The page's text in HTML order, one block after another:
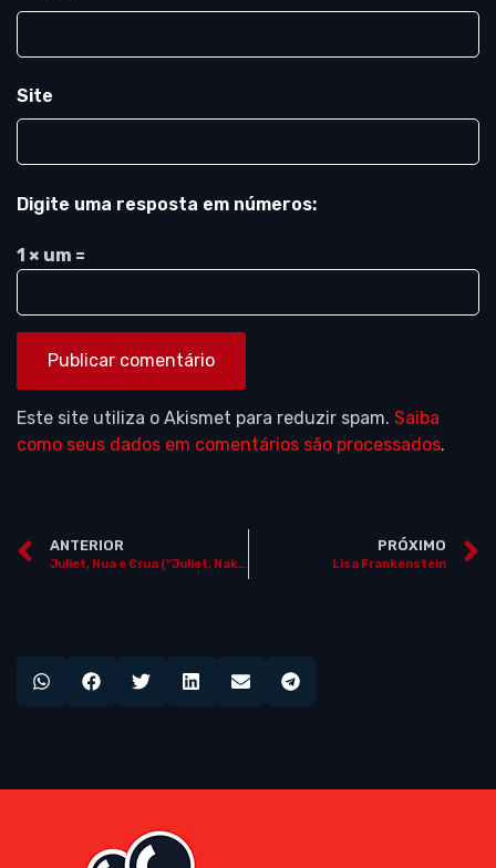
Site
Digite uma resposta em números:
1 × um =
Este site utiliza o Akismet para reduzir spam. Saiba
como seus dados em comentários são processados.
ANTERIOR
Juliet, Nua e Crua (“Juliet, Naked”)
PRÓXIMO
Lisa Frankenstein